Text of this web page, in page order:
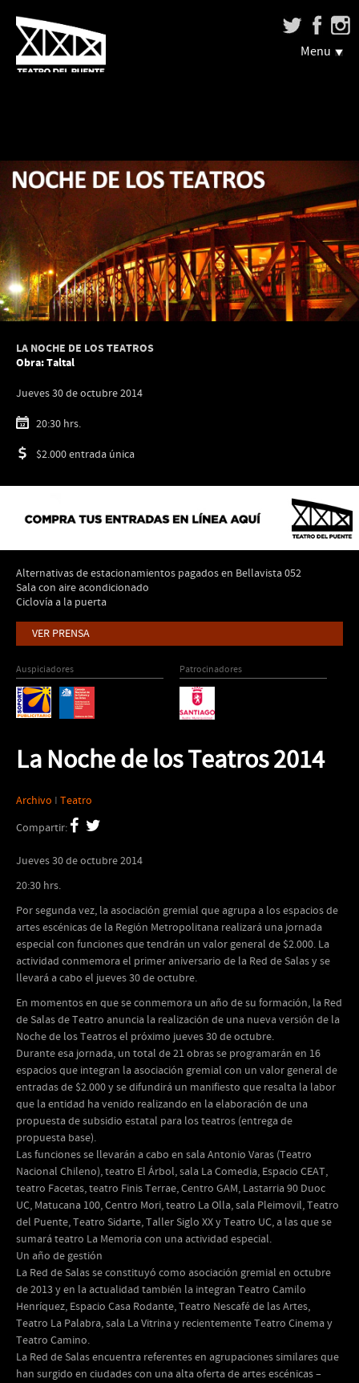
Menu
LA NOCHE DE LOS TEATROS
Obra:Taltal
Jueves 30 de octubre 2014
20:30 hrs.
$2.000 entrada única
Alternativas de estacionamientos pagados en Bellavista 052
Sala con aire acondicionado
Ciclovía a la puerta
VER PRENSA
Auspiciadores Patrocinadores
La Noche de los Teatros 2014
Archivo I Teatro
Compartir:
Jueves 30 de octubre 2014
20:30 hrs.
Por segunda vez, la asociación gremial que agrupa a los espacios de
artes escénicas de la Región Metropolitana realizará una jornada
especial con funciones que tendrán un valor general de $2.000. La
actividad conmemora el primer aniversario de la Red de Salas y se
llevará a cabo el jueves 30 de octubre.
En momentos en que se conmemora un año de su formación, la Red
de Salas de Teatro anuncia la realización de una nueva versión de la
Noche de los Teatros el próximo jueves 30 de octubre.
Durante esa jornada, un total de 21 obras se programarán en 16
espacios que integran la asociación gremial con un valor general de
entradas de $2.000 y se difundirá un manifiesto que resalta la labor
que la entidad ha venido realizando en la elaboración de una
propuesta de subsidio estatal para los teatros (entrega de
propuesta base).
Las funciones se llevarán a cabo en sala Antonio Varas (Teatro
Nacional Chileno), teatro El Árbol, sala La Comedia, Espacio CEAT,
teatro Facetas, teatro Finis Terrae, Centro GAM, Lastarria 90 Duoc
UC, Matucana 100, Centro Mori, teatro La Olla, sala Pleimovil, Teatro
del Puente, Teatro Sidarte, Taller Siglo XX y Teatro UC, a las que se
sumará teatro La Memoria con una actividad especial.
Un año de gestión
La Red de Salas se constituyó como asociación gremial en octubre
de 2013 y en la actualidad también la integran Teatro Camilo
Henríquez, Espacio Casa Rodante, Teatro Nescafé de las Artes,
Teatro La Palabra, sala La Vitrina y recientemente Teatro Cinema y
Teatro Camino.
La Red de Salas encuentra referentes en agrupaciones similares que
han surgido en ciudades con una alta oferta de artes escénicas –